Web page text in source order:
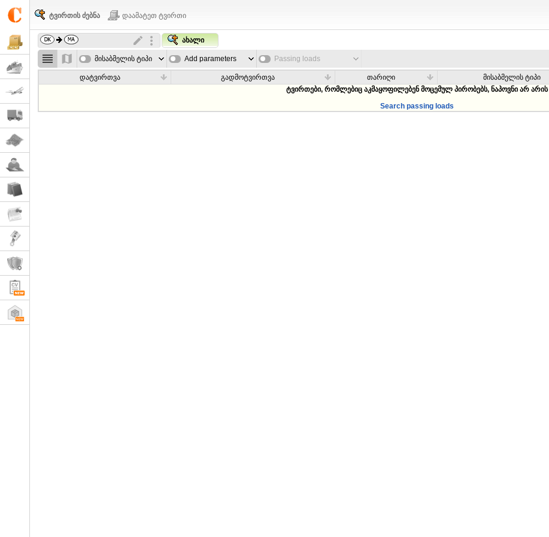
ტვირთის ძებნა დაამატეთ ტვირთი
ახალი
მისაბმელის ტიპი Add parameters Passing loads
დატვირთვა გადმოტვირთვა თარიღი მისაბმელის ტიპი
ტვირთები, რომლებიც აკმაყოფილებენ მოცემულ პირობებს, ნაპოვნი არ არის
Search passing loads